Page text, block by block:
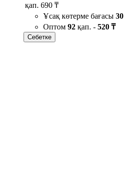
қап. 690 ₸
Ұсақ көтерме бағасы 30
Оптом 92 қап. - 520 ₸
Себетке